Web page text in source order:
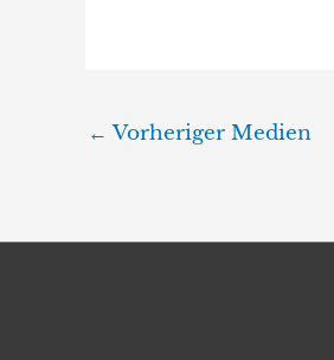
← Vorheriger Medien